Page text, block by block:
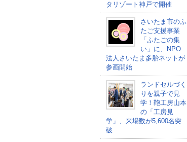
タリゾート神戸で開催
さいたま市のふ
たご支援事業
「ふたごの集
い」に、NPO
法人さいたま多胎ネットが
参画開始
ランドセルづく
りを親子で見
学！鞄工房山本
の「工房見
学」、来場数が5,600名突
破